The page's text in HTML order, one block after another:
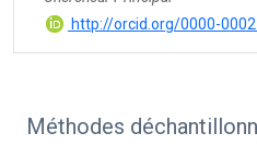
http://orcid.org/0000-
Méthodes